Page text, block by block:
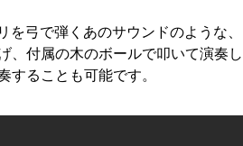
を弓で弾くあのサウンドのような
、付属の木のボールで叩いて演奏し
することも可能です。